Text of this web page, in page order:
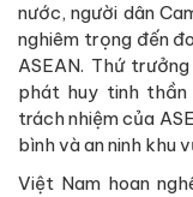
nước, người dân
nghiêm trọng đến
ASEAN. Thứ
phát huy tinh
trách nhiệm của
bình và an ninh khu
Việt Nam hoan